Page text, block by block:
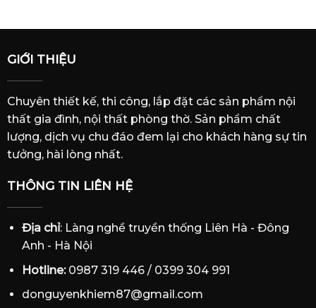
GIỚI THIỆU
Chuyên thiết kế, thi công, lắp đặt các sản phẩm nội
thất gia đình, nội thất phòng thờ. Sản phẩm chất
lượng, dịch vụ chu đáo đem lại cho khách hàng sự tin
tưởng, hài lòng nhất.
THÔNG TIN LIÊN HỆ
Địa chỉ: Làng nghề truyền thống Liên Hà - Đông
Anh - Hà Nội
Hotline:0987 319 446 / 0399 304 991
donguyenkhiem87@gmail.com